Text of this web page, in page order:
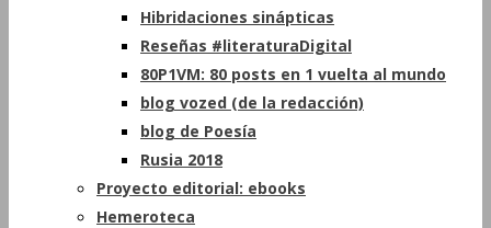
Hibridaciones sinápticas
Reseñas #literaturaDigital
80P1VM: 80 posts en 1 vuelta al mundo
blog vozed (de la redacción)
blog de Poesía
Rusia 2018
Proyecto editorial: ebooks
Hemeroteca